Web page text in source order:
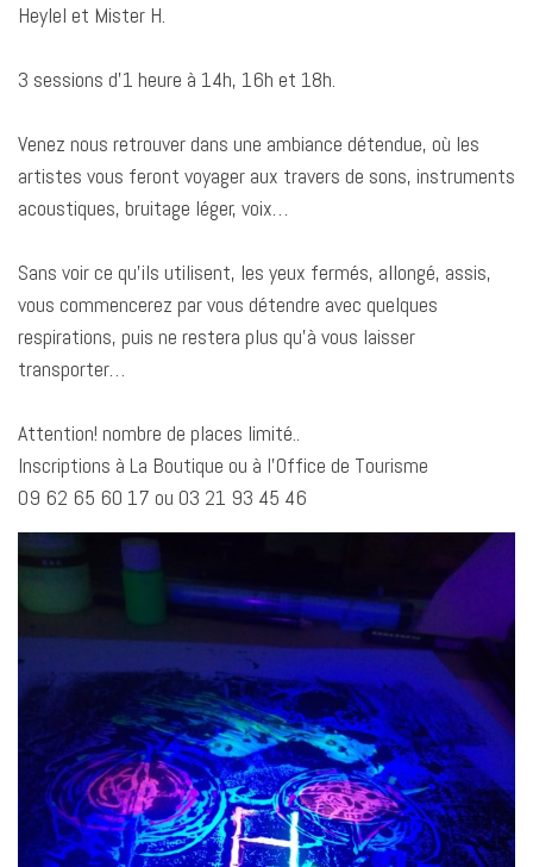
Heylel et Mister H.
3 sessions d’1 heure à 14h, 16h et 18h.
Venez nous retrouver dans une ambiance détendue, où les
artistes vous feront voyager aux travers de sons, instruments
acoustiques, bruitage léger, voix…
Sans voir ce qu’ils utilisent, les yeux fermés, allongé, assis,
vous commencerez par vous détendre avec quelques
respirations, puis ne restera plus qu’à vous laisser
transporter…
Attention! nombre de places limité..
Inscriptions à La Boutique ou à l’Office de Tourisme
09 62 65 60 17 ou 03 21 93 45 46